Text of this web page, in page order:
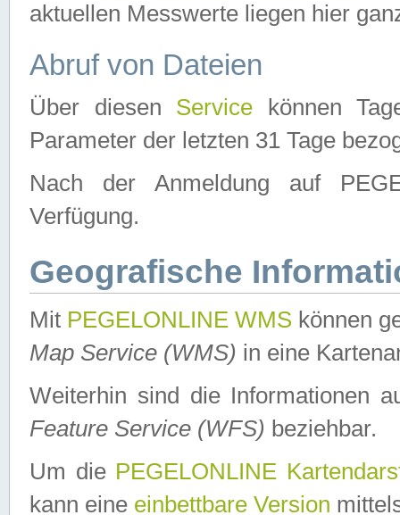
aktuellen Messwerte liegen hier
Abruf von Dateien
Über diesen Service können
Parameter der letzten 31 Tage
Nach der Anmeldung auf
Verfügung.
Geografische
Mit PEGELONLINE WMS können
Map Service (WMS) in eine
Weiterhin sind die Informationen
Feature Service (WFS) beziehbar.
Um die PEGELONLINE
kann eine einbettbare Version